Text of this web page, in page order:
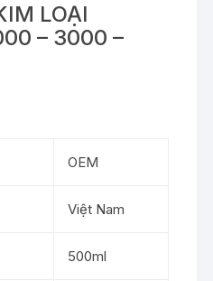
LOẠI
– 3000 –
OEM
Việt Nam
500ml